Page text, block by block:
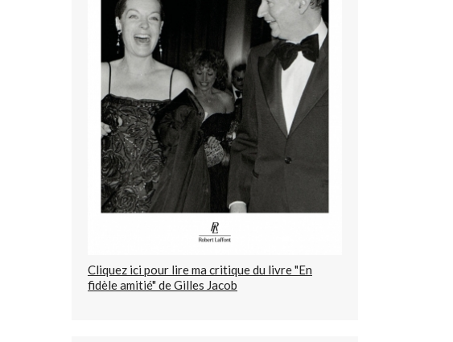
Cliquez ici pour lire ma critique du livre "En
fidèle amitié" de Gilles Jacob